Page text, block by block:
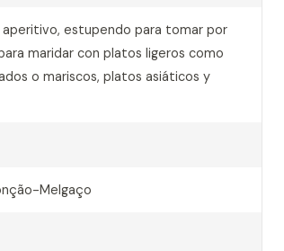
aperitivo, estupendo para tomar por
maridar con platos ligeros como
o mariscos, platos asiáticos y
Melgaço